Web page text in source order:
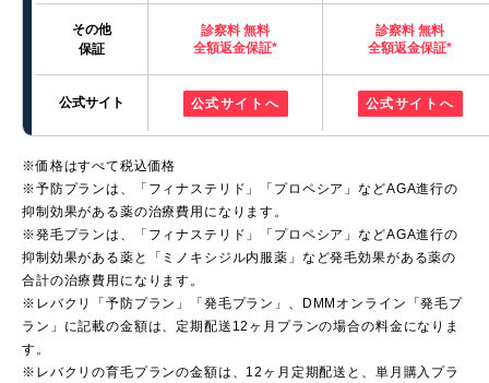
その他
保証
診察料 無料
全額返金保証*
診察料 無料
全額返金保証*
公式サイト 公式サイトへ 公式サイトへ
※価格はすべて税込価格
※予防プランは、「フィナステリド」「プロペシア」などAGA進行の
抑制効果がある薬の治療費用になります。
※発毛プランは、「フィナステリド」「プロペシア」などAGA進行の
抑制効果がある薬と「ミノキシジル内服薬」など発毛効果がある薬の
合計の治療費用になります。
※レバクリ「予防プラン」「発毛プラン」、DMMオンライン「発毛プ
ラン」に記載の金額は、定期配送12ヶ月プランの場合の料金になりま
す。
※レバクリの育毛プランの金額は、12ヶ月定期配送と、単月購入プラ